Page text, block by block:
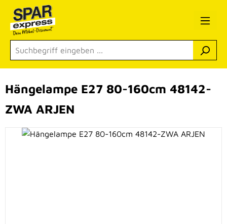
Zum Hauptinhalt springen
Bildergalerie überspringen
Hängelampe E27 80-160cm 48142-
ZWA ARJEN